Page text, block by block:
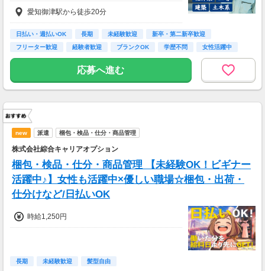
※規定・支払い条件有
愛知御津駅から徒歩20分
日払い・週払いOK 長期 未経験歓迎
新卒・第二新卒歓迎
フリーター歓迎
経験者歓迎 ブランクOK 学歴不問 女性活躍中
応募へ進む
new 派遣 梱包・検品・仕分・商品管理
株式会社綜合キャリアオプション
梱包・検品・仕分・商品管理 【未経験OK！ビギナー
活躍中♪】女性も活躍中×優しい職場☆梱包・出荷・
仕分けなど/日払いOK
時給1,250円
長期 未経験歓迎 髪型自由